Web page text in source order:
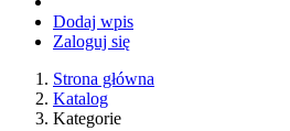
Dodaj wpis
Zaloguj się
Strona główna
Katalog
Kategorie